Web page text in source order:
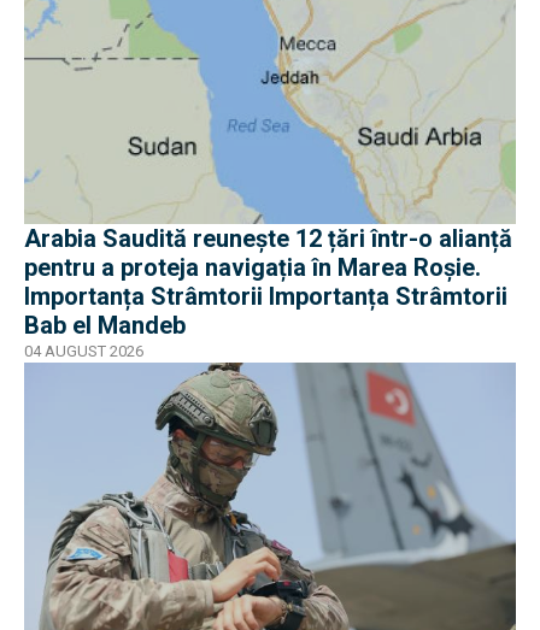
Arabia Saudită reunește 12 țări într-o alianță
pentru a proteja navigația în Marea Roșie.
Importanța Strâmtorii Importanța Strâmtorii
Bab el Mandeb
04 AUGUST 2026